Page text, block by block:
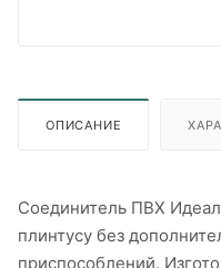
ОПИСАНИЕ
Соединитель ПВХ Идеал
плинтусу без
приспособлений.